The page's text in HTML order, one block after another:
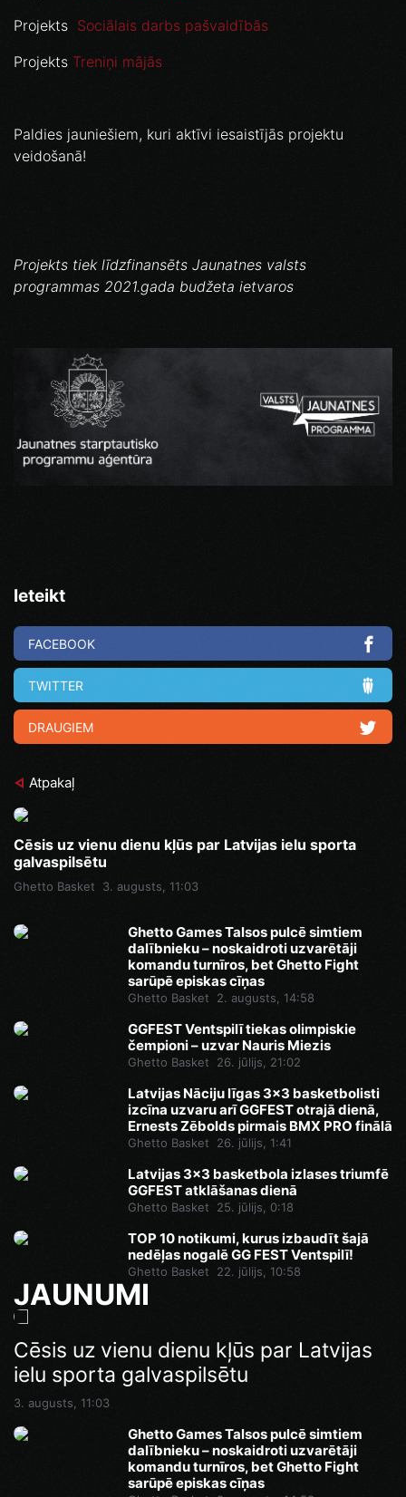
Projekts Sociālais darbs pašvaldībās
Projekts Treniņi mājās
Paldies jauniešiem, kuri aktīvi iesaistījās projektu
veidošanā!
Projekts tiek līdzfinansēts Jaunatnes valsts
programmas 2021.gada budžeta ietvaros
Ieteikt
FACEBOOK
TWITTER
DRAUGIEM
Atpakaļ
Cēsis uz vienu dienu kļūs par Latvijas ielu sporta
galvaspilsētu
Ghetto Basket 3. augusts, 11:03
Ghetto Games Talsos pulcē simtiem
dalībnieku – noskaidroti uzvarētāji
komandu turnīros, bet Ghetto Fight
sarūpē episkas cīņas
Ghetto Basket 2. augusts, 14:58
GGFEST Ventspilī tiekas olimpiskie
čempioni – uzvar Nauris Miezis
Ghetto Basket 26. jūlijs, 21:02
Latvijas Nāciju līgas 3x3 basketbolisti
izcīna uzvaru arī GGFEST otrajā dienā,
Ernests Zēbolds pirmais BMX PRO finālā
Ghetto Basket 26. jūlijs, 1:41
Latvijas 3x3 basketbola izlases triumfē
GGFEST atklāšanas dienā
Ghetto Basket 25. jūlijs, 0:18
TOP 10 notikumi, kurus izbaudīt šajā
nedēļas nogalē GG FEST Ventspilī!
Ghetto Basket 22. jūlijs, 10:58
JAUNUMI
Cēsis uz vienu dienu kļūs par Latvijas
ielu sporta galvaspilsētu
3. augusts, 11:03
Ghetto Games Talsos pulcē simtiem
dalībnieku – noskaidroti uzvarētāji
komandu turnīros, bet Ghetto Fight
sarūpē episkas cīņas